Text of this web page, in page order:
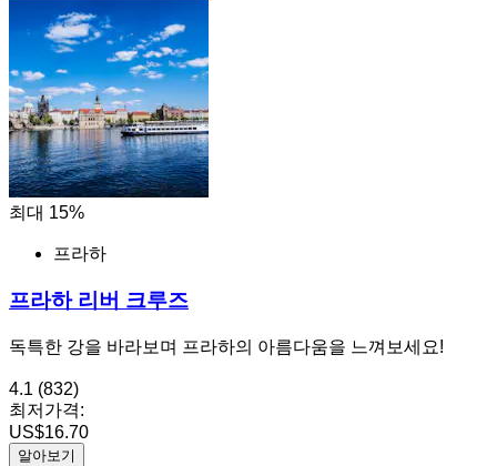
최대 15%
프라하
프라하 리버 크루즈
독특한 강을 바라보며 프라하의 아름다움을 느껴보세요!
4.1 (832)
최저가격:
US$16.70
알아보기